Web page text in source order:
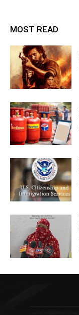
MOST READ